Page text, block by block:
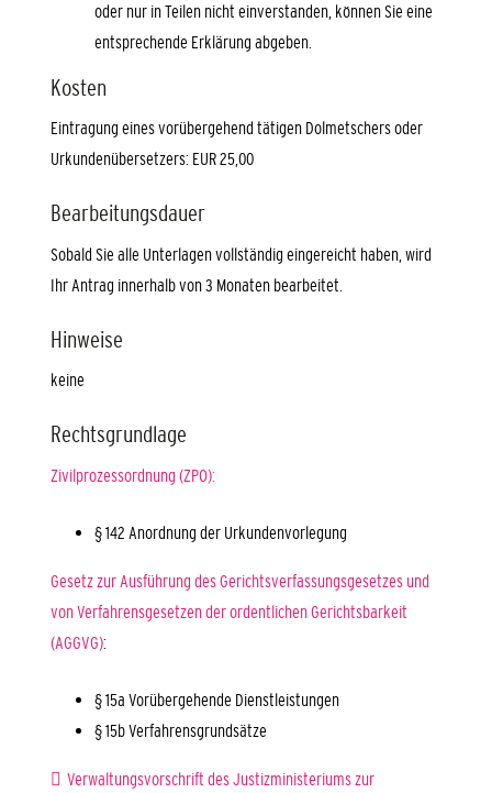
oder nur in Teilen nicht einverstanden, können Sie eine
entsprechende Erklärung abgeben.
Kosten
Eintragung eines vorübergehend tätigen Dolmetschers oder
Urkundenübersetzers: EUR 25,00
Bearbeitungsdauer
Sobald Sie alle Unterlagen vollständig eingereicht haben, wird
Ihr Antrag innerhalb von 3 Monaten bearbeitet.
Hinweise
keine
Rechtsgrundlage
Zivilprozessordnung (ZPO):
§ 142 Anordnung der Urkundenvorlegung
Gesetz zur Ausführung des Gerichtsverfassungsgesetzes und
von Verfahrensgesetzen der ordentlichen Gerichtsbarkeit
(AGGVG):
§ 15a Vorübergehende Dienstleistungen
§ 15b Verfahrensgrundsätze
Verwaltungsvorschrift des Justizministeriums zur